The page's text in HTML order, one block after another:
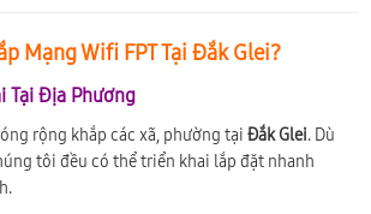
Mạng Wifi FPT Tại Đắk Glei?
Tại Địa Phương
rộng khắp các xã, phường tại Đắk Glei. Dù
tôi đều có thể triển khai lắp đặt nhanh